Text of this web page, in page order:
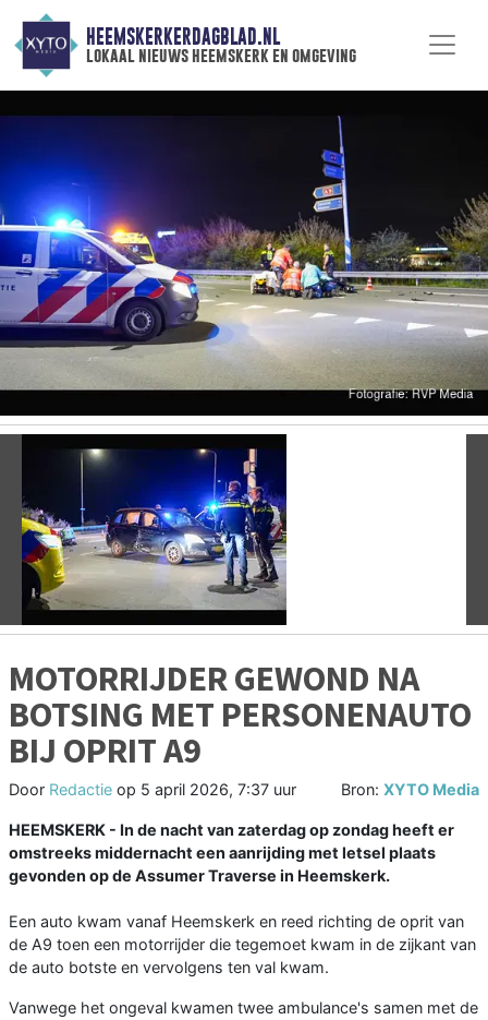
HEEMSKERKERDAGBLAD.NL
lokaal nieuws heemskerk en omgeving
Vorige
MOTORRIJDER GEWOND NA
BOTSING MET PERSONENAUTO
BIJ OPRIT A9
Door Redactie op 5 april 2026, 7:37 uur Bron: XYTO Media
HEEMSKERK - In de nacht van zaterdag op zondag heeft er
omstreeks middernacht een aanrijding met letsel plaats
gevonden op de Assumer Traverse in Heemskerk.
Een auto kwam vanaf Heemskerk en reed richting de oprit van
de A9 toen een motorrijder die tegemoet kwam in de zijkant van
de auto botste en vervolgens ten val kwam.
Vanwege het ongeval kwamen twee ambulance's samen met de